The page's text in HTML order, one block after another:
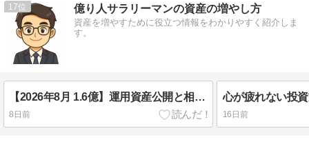
17 億り人サラリーマンの資産の増やし方
資産を増やすために役立つ情報をわかりやすく紹介しま
す。
【2026年8月 1.6億】運用資産公開と相場状況確認
8日前 16日前